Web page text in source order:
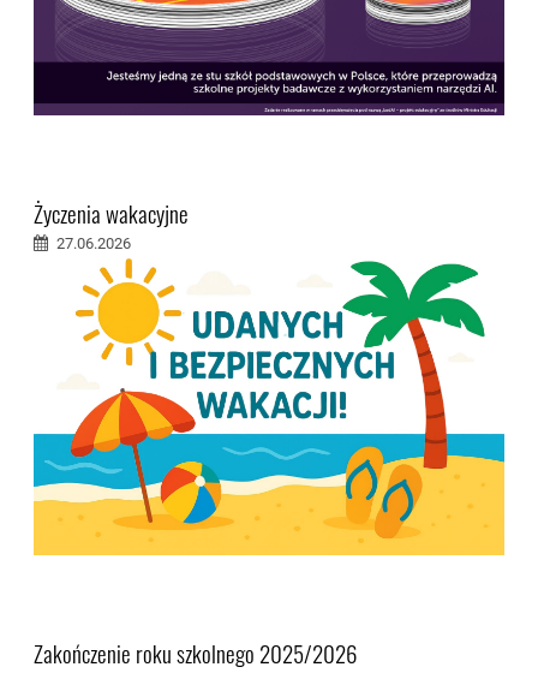
Życzenia wakacyjne
27.06.2026
Zakończenie roku szkolnego 2025/2026